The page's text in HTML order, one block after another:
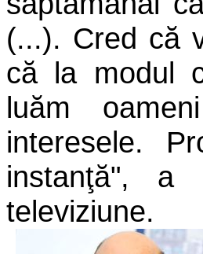
(...). Cred că
că la modul
luăm
interesele.
instanţă",
televiziune.